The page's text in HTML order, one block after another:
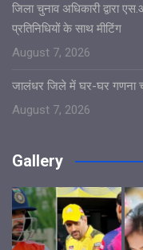
जिला चुनाव अधिकारी द्वारा
प्रतिनिधियों के साथ मीटिंग
August 7, 2026
जालंधर जिले में घर-घर गणना
August 7, 2026
Gallery